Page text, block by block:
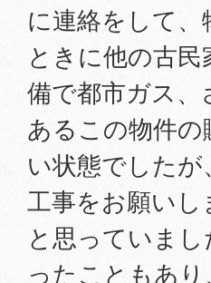
に連絡をして
ときに他の古
備で都市ガス
あるこの物件
い状態でした
工事をお願い
と思っていま
ったこともあ